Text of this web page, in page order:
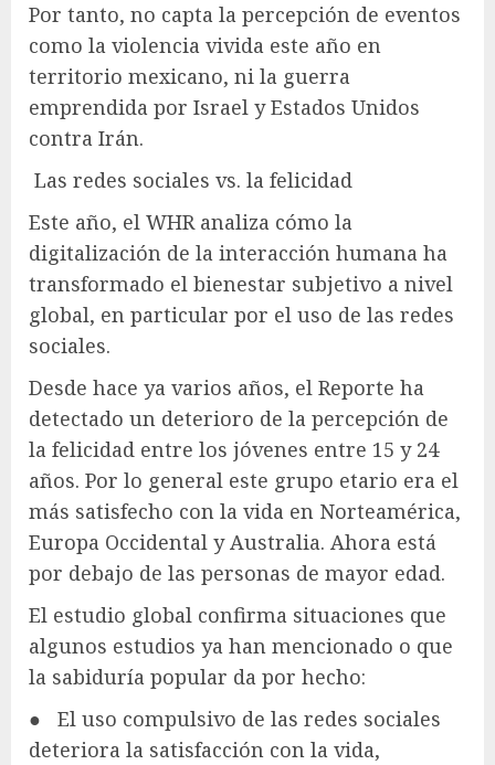
Por tanto, no capta la percepción de eventos
como la violencia vivida este año en
territorio mexicano, ni la guerra
emprendida por Israel y Estados Unidos
contra Irán.
Las redes sociales vs. la felicidad
Este año, el WHR analiza cómo la
digitalización de la interacción humana ha
transformado el bienestar subjetivo a nivel
global, en particular por el uso de las redes
sociales.
Desde hace ya varios años, el Reporte ha
detectado un deterioro de la percepción de
la felicidad entre los jóvenes entre 15 y 24
años. Por lo general este grupo etario era el
más satisfecho con la vida en Norteamérica,
Europa Occidental y Australia. Ahora está
por debajo de las personas de mayor edad.
El estudio global confirma situaciones que
algunos estudios ya han mencionado o que
la sabiduría popular da por hecho:
● El uso compulsivo de las redes sociales
deteriora la satisfacción con la vida,